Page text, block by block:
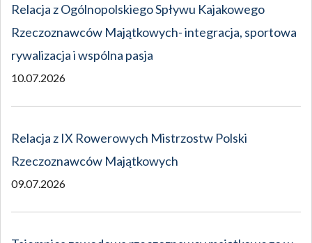
Relacja z Ogólnopolskiego Spływu Kajakowego
Rzeczoznawców Majątkowych- integracja, sportowa
rywalizacja i wspólna pasja
10.07.2026
Relacja z IX Rowerowych Mistrzostw Polski
Rzeczoznawców Majątkowych
09.07.2026